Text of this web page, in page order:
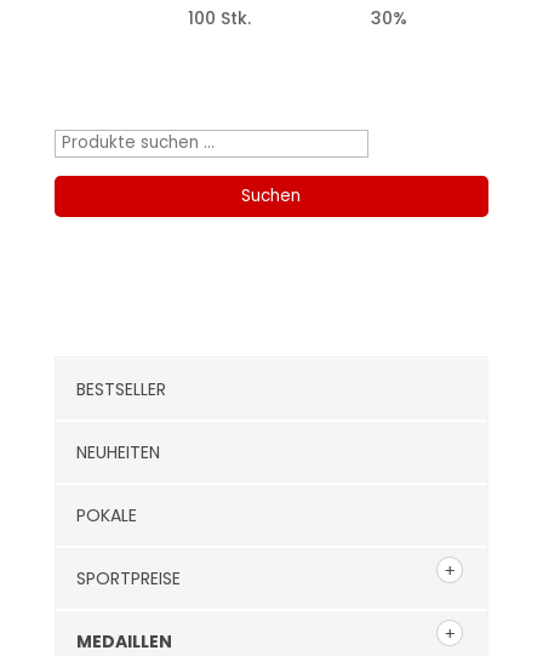
100 Stk.
30%
Suchen
Suchen
BESTSELLER
NEUHEITEN
POKALE
SPORTPREISE
MEDAILLEN